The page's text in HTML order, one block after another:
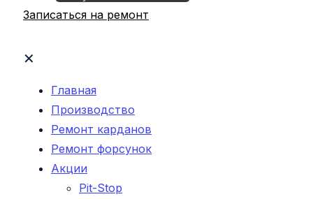
Записаться на ремонт
✕
Главная
Производство
Ремонт карданов
Ремонт форсунок
Акции
Pit-Stop